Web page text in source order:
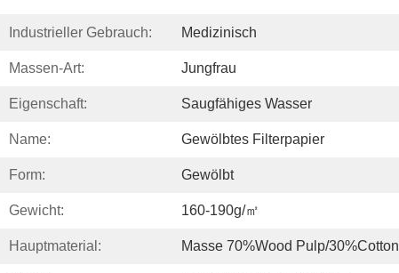
Industrieller Gebrauch: Medizinisch
Massen-Art: Jungfrau
Eigenschaft: Saugfähiges Wasser
Name: Gewölbtes Filterpapier
Form: Gewölbt
Gewicht: 160-190g/㎡
Hauptmaterial: Masse 70%Wood Pulp/30%Cotton